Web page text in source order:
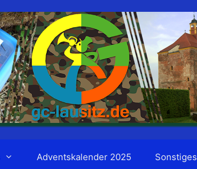
Adventskalender 2025 Sonstiges